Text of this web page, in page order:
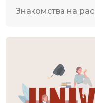
Знакомства на